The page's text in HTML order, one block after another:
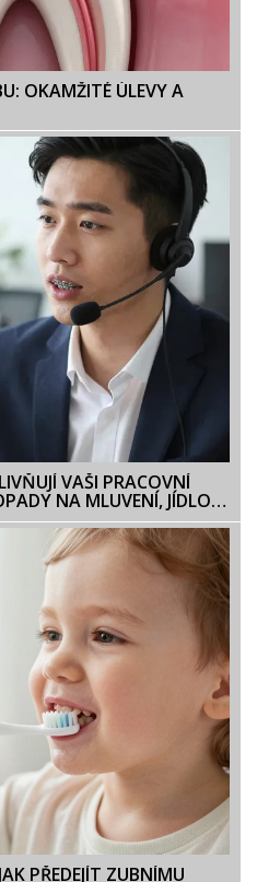
OKAMŽITÉ ÚLEVY A
VAŠI PRACOVNÍ
NA MLUVENÍ, JÍDLO A
PŘEDEJÍT ZUBNÍMU